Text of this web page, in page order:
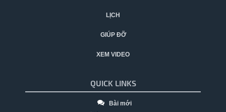
LỊCH
GIÚP ĐỠ
XEM VIDEO
QUICK LINKS
Bài mới